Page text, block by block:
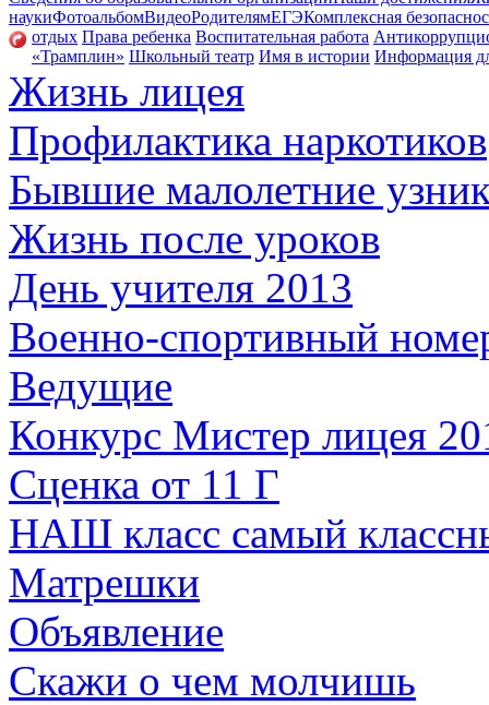
наукиФотоальбомВидеоРодителямЕГЭКомплексная
отдых Права ребенка Воспитательная работа
«Трамплин» Школьный театр Имя в истории Информация
Жизнь лицея
Профилактика наркотиков
Бывшие малолетние
Жизнь после уроков
День учителя 2013
Военно-спортивный
Ведущие
Конкурс Мистер лицея
Сценка от 11 Г
НАШ класс самый
Матрешки
Объявление
Скажи о чем молчишь